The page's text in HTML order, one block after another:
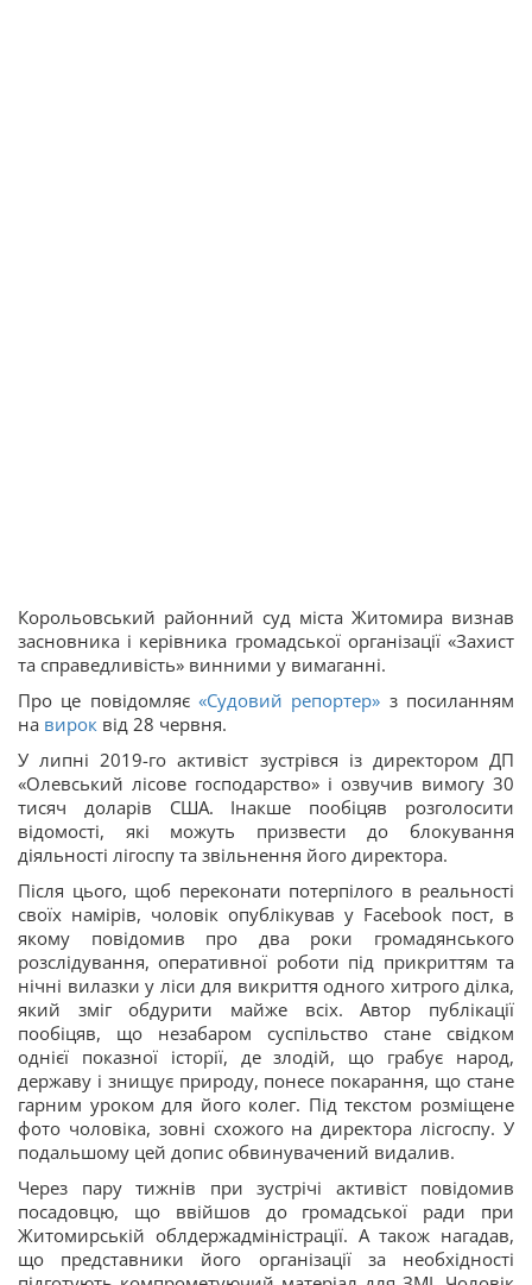
Корольовський районний суд міста Житомира визнав
засновника і керівника громадської організації «Захист
та справедливість» винними у вимаганні.
Про це повідомляє«Судовий репортер» з посиланням
на вирок від 28 червня.
У липні 2019-го активіст зустрівся із директором ДП
«Олевський лісове господарство» і озвучив вимогу 30
тисяч доларів США. Інакше пообіцяв розголосити
відомості, які можуть призвести до блокування
діяльності лігоспу та звільнення його директора.
Після цього, щоб переконати потерпілого в реальності
своїх намірів, чоловік опублікував у Facebook пост, в
якому повідомив про два роки громадянського
розслідування, оперативної роботи під прикриттям та
нічні вилазки у ліси для викриття одного хитрого ділка,
який зміг обдурити майже всіх. Автор публікації
пообіцяв, що незабаром суспільство стане свідком
однієї показної історії, де злодій, що грабує народ,
державу і знищує природу, понесе покарання, що стане
гарним уроком для його колег. Під текстом розміщене
фото чоловіка, зовні схожого на директора лісгоспу. У
подальшому цей допис обвинувачений видалив.
Через пару тижнів при зустрічі активіст повідомив
посадовцю, що ввійшов до громадської ради при
Житомирській облдержадміністрації. А також нагадав,
що представники його організації за необхідності